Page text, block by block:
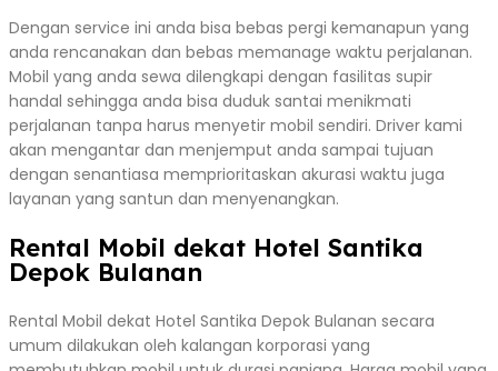
Dengan service ini anda bisa bebas pergi kemanapun yang
anda rencanakan dan bebas memanage waktu perjalanan.
Mobil yang anda sewa dilengkapi dengan fasilitas supir
handal sehingga anda bisa duduk santai menikmati
perjalanan tanpa harus menyetir mobil sendiri. Driver kami
akan mengantar dan menjemput anda sampai tujuan
dengan senantiasa memprioritaskan akurasi waktu juga
layanan yang santun dan menyenangkan.
Rental Mobil dekat Hotel Santika
Depok Bulanan
Rental Mobil dekat Hotel Santika Depok Bulanan secara
umum dilakukan oleh kalangan korporasi yang